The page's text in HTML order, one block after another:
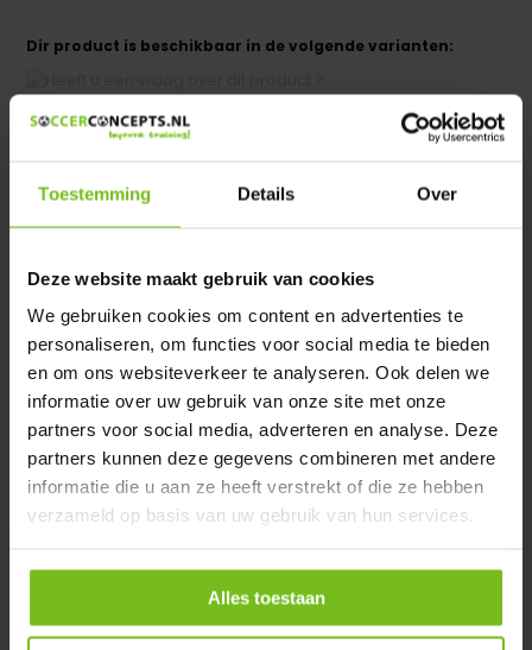
Toestemming Details Over
Deze website maakt gebruik van cookies
We gebruiken cookies om content en advertenties te
personaliseren, om functies voor social media te bieden
en om ons websiteverkeer te analyseren. Ook delen we
informatie over uw gebruik van onze site met onze
partners voor social media, adverteren en analyse. Deze
partners kunnen deze gegevens combineren met andere
informatie die u aan ze heeft verstrekt of die ze hebben
verzameld op basis van uw gebruik van hun services.
Alles toestaan
Dir product is beschikbaar in de volgende varianten:
We helpen u graag met meer informatie
Spécifications
Évaluations
Partager